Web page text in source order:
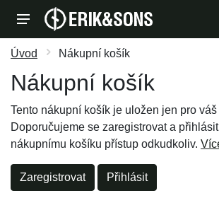
Úvod Nákupní košík
Nákupní košík
Tento nákupní košík je uložen jen pro váš
Doporučujeme se zaregistrovat a
nákupnímu košíku přístup odkudkoliv.
Zaregistrovat Přihlásit